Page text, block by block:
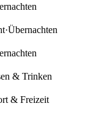
·Übernachten
& Trinken
& Freizeit